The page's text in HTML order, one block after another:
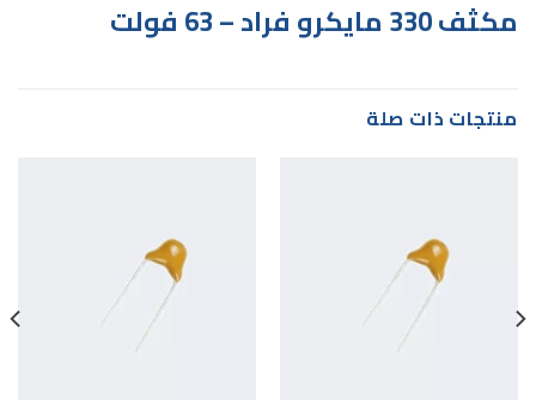
مكثف 330 مايكرو فراد – 63 فولت
منتجات ذات صلة